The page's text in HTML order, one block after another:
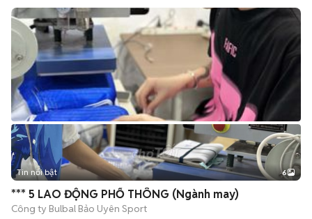
+2
Tin nổi bật 6
*** 5 LAO ĐỘNG PHỔ THÔNG (Ngành may)
Công ty Bulbal Bảo Uyên Sport